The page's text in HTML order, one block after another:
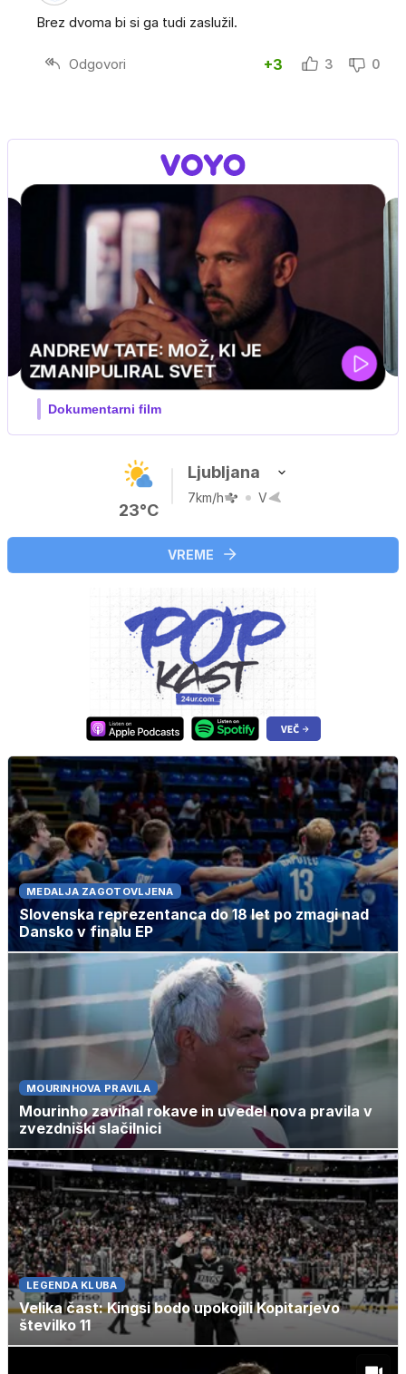
Brez dvoma bi si ga tudi zaslužil.
Odgovori +3 3 0
23°C
Ljubljana
7km/h V
VREME
MEDALJA ZAGOTOVLJENA
Slovenska reprezentanca do 18 let po zmagi nad
Dansko v finalu EP
MOURINHOVA PRAVILA
Mourinho zavihal rokave in uvedel nova pravila v
zvezdniški slačilnici
LEGENDA KLUBA
Velika čast: Kingsi bodo upokojili Kopitarjevo
številko 11